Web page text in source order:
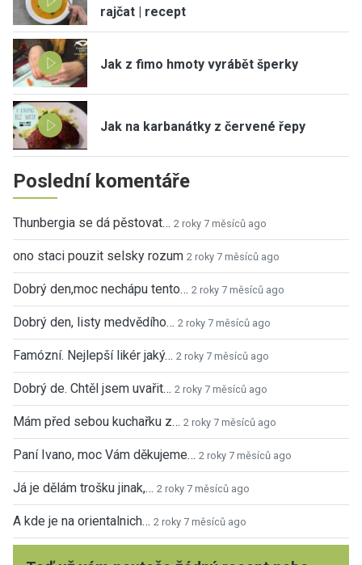
rajčat | recept
Jak z fimo hmoty vyrábět šperky
Jak na karbanátky z červené řepy
Poslední komentáře
Thunbergia se dá pěstovat… 2 roky 7 měsíců ago
ono staci pouzit selsky rozum 2 roky 7 měsíců ago
Dobrý den,moc nechápu tento… 2 roky 7 měsíců ago
Dobrý den, listy medvědího… 2 roky 7 měsíců ago
Famózní. Nejlepší likér jaký… 2 roky 7 měsíců ago
Dobrý de. Chtěl jsem uvařit… 2 roky 7 měsíců ago
Mám před sebou kuchařku z… 2 roky 7 měsíců ago
Paní Ivano, moc Vám děkujeme… 2 roky 7 měsíců ago
Já je dělám trošku jinak,… 2 roky 7 měsíců ago
A kde je na orientalnich… 2 roky 7 měsíců ago